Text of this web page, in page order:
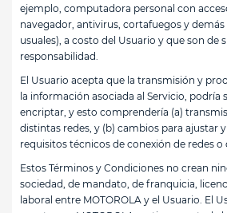
ejemplo, computadora personal con
navegador, antivirus, cortafuegos y
usuales), a costo del Usuario y que son de
responsabilidad.
El Usuario acepta que la transmisión y
la información asociada al Servicio, podría
encriptar, y esto comprendería (a)
distintas redes, y (b) cambios para ajustar
requisitos técnicos de conexión de redes o
Estos Términos y Condiciones no crean
sociedad, de mandato, de franquicia,
laboral entre MOTOROLA y el Usuario. El